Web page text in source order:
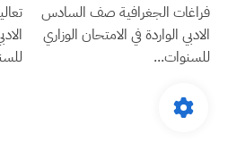
فراغات الجغرافية صف السادس
الادبي الواردة في الامتحان الوزاري
للسنوات...